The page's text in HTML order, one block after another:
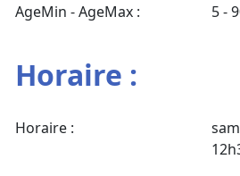
AgeMin - AgeMax : 5 -
Horaire :
Horaire :